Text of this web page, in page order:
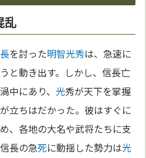
乱
を討った明智光秀は、急速に
と動き出す。しかし、信長亡
中にあり、 光秀が天下を掌握
立ちはだかった。彼はすぐに
、各地の大名や武将たちに支
長の急死に動揺した勢力は光